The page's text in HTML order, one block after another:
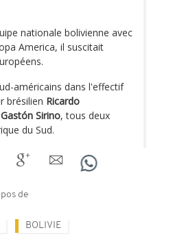
nationale bolivienne avec
America, il suscitait
américains dans l'effectif
brésilien Ricardo
Gastón Sirino, tous deux
du Sud.
de
BOLIVIE